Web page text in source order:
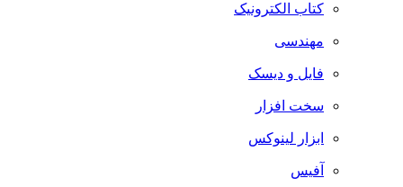
کتاب الکترونیک
مهندسی
فایل و دیسک
سخت افزار
ابزار لینوکس
آفیس